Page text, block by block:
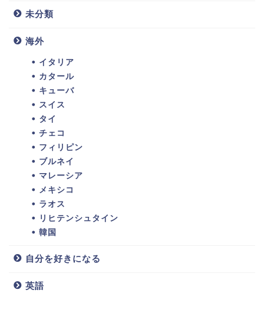
未分類
海外
イタリア
カタール
キューバ
スイス
タイ
チェコ
フィリピン
ブルネイ
マレーシア
メキシコ
ラオス
リヒテンシュタイン
韓国
自分を好きになる
英語